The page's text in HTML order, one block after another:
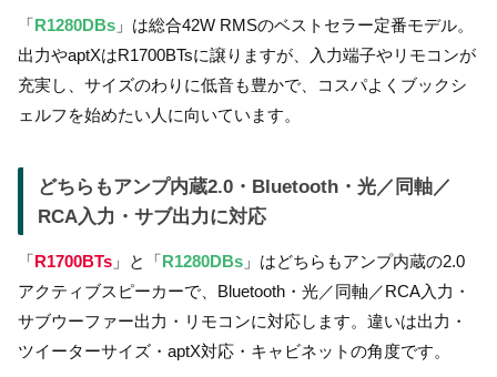
「 R1280DBs 」は総合42W RMSのベストセラー定番モデル。
出力やaptXはR1700BTsに譲りますが、入力端子やリモコンが
充実し、サイズのわりに低音も豊かで、コスパよくブックシ
ェルフを始めたい人に向いています。
どちらもアンプ内蔵2.0・Bluetooth・光／同軸／
RCA入力・サブ出力に対応
「R1700BTs 」と「R1280DBs 」はどちらもアンプ内蔵の2.0
アクティブスピーカーで、Bluetooth・光／同軸／RCA入力・
サブウーファー出力・リモコンに対応します。違いは出力・
ツイーターサイズ・aptX対応・キャビネットの角度です。